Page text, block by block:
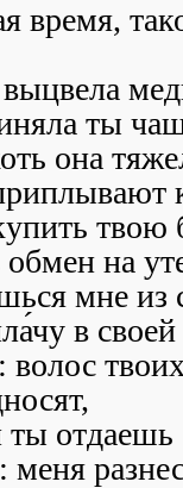
время,
ты
она
твою
обмен на
мне из
в
волос
ты отдаешь